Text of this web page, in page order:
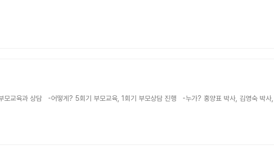
모교육과 상담 -어떻게? 5회기 부모교육, 1회기 부모상담 진행 -누가? 홍양표 박사, 김영숙 박사,